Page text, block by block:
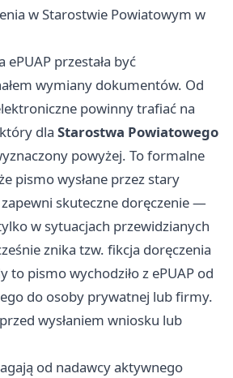
w Starostwie Powiatowym w
przestała być
wymiany dokumentów. Od
powinny trafiać na
dla Starostwa Powiatowego
powyżej. To formalne
pismo wysłane przez stary
skuteczne doręczenie —
w sytuacjach przewidzianych
znika tzw. fikcja doręczenia
to pismo wychodziło z ePUAP od
do osoby prywatnej lub firmy.
wysłaniem wniosku lub
od nadawcy aktywnego